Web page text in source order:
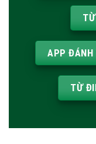
APP ĐÁNH
TỪ